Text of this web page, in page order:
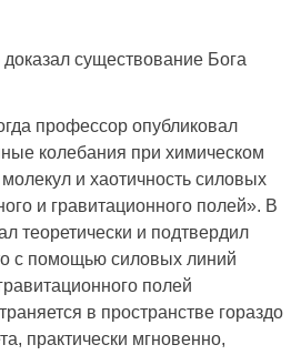
профессор опубликовал
колебания при химическом
и хаотичность силовых
и гравитационного полей». В
теоретически и подтвердил
с помощью силовых линий
полей
в пространстве гораздо
практически мгновенно,